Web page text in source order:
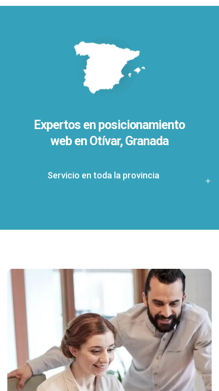
Expertos en posicionamiento
web en Otívar, Granada
Servicio en toda la provincia